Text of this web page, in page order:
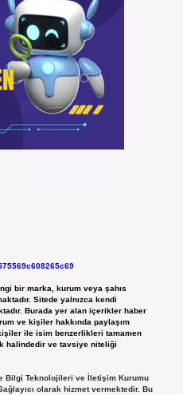
bir marka, kurum veya şahıs
Sitede yalnızca kendi
Burada yer alan içerikler haber
ve kişiler hakkında paylaşım
ile isim benzerlikleri tamamen
halindedir ve tavsiye niteliği
Bilgi Teknolojileri ve İletişim Kurumu
olarak hizmet vermektedir. Bu